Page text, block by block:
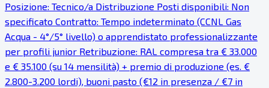
Posizione: Tecnico/a Distribuzione Posti disponibili: Non
specificato Contratto: Tempo indeterminato (CCNL Gas
Acqua - 4°/5° livello) o apprendistato professionalizzante
per profili junior Retribuzione: RAL compresa tra € 33.000
e € 35.100 (su 14 mensilità) + premio di produzione (es. €
2.800-3.200 lordi), buoni pasto (€12 in presenza / €7 in